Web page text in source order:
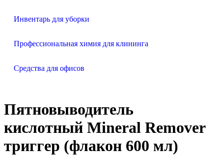
Инвентарь для уборки
Профессиональная химия для клининга
Средства для офисов
Пятновыводитель
кислотный Mineral Remover
триггер (флакон 600 мл)